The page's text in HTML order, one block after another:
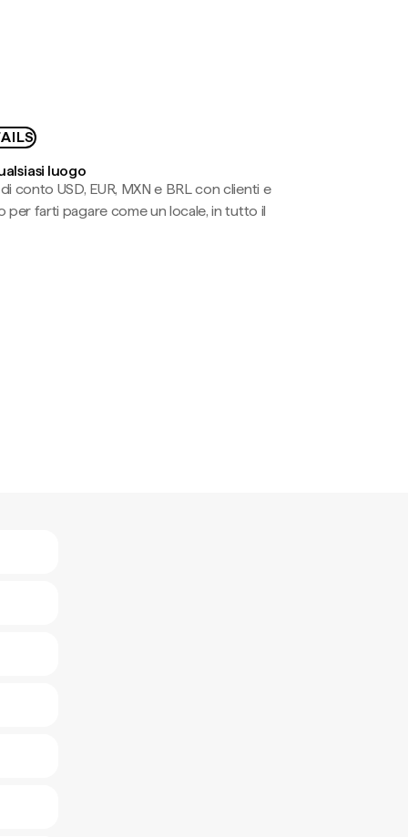
luogo
conto USD, EUR, MXN e BRL con clienti e
farti pagare come un locale, in tutto il